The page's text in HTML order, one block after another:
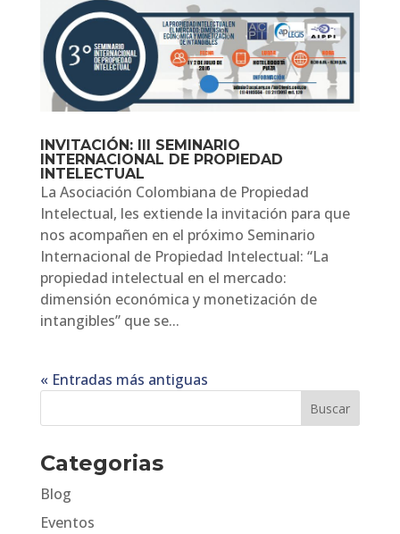
INVITACIÓN: III SEMINARIO
INTERNACIONAL DE PROPIEDAD
INTELECTUAL
La Asociación Colombiana de Propiedad
Intelectual, les extiende la invitación para que
nos acompañen en el próximo Seminario
Internacional de Propiedad Intelectual: “La
propiedad intelectual en el mercado:
dimensión económica y monetización de
intangibles” que se...
« Entradas más antiguas
Categorias
Blog
Eventos